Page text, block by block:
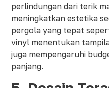
perlindungan dari terik
meningkatkan estetika
pergola yang tepat
vinyl menentukan
juga mempengaruhi
panjang.